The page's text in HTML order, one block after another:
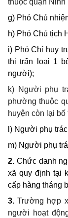
thuộc quận Ninh
g) Phó Chủ
h) Phó Chủ tịch
i) Phó Chỉ huy
thị trấn loại 1
người);
k) Người phụ
phường thuộc
huyện còn lại
l) Người phụ
m) Người phụ
2. Chức danh n
xã quy định tại
cấp hàng tháng
3. Trường hợp
người hoạt